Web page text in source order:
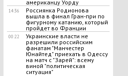
американцу Уорду
14:36
Россиянка Родионова
вышла в финал Гран-при по
фигурному катанию, который
пройдет во Франции
00:22
Украинские власти не
разрешили российским
фанатам "Манчестер
Юнайтед" приехать в Одессу
на матч с "Зарей": всему
виной "политическая
ситуация"